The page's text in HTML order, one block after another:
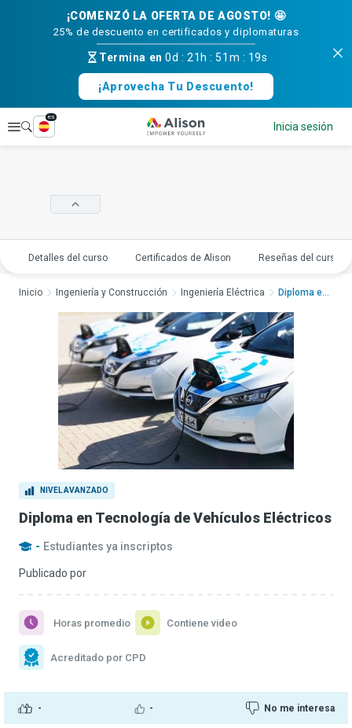
¡COMENZÓ LA OFERTA DE AGOSTO! 🤩
25% de descuento en certificados y diplomaturas
Termina en0d :21h :51m : 18s
¡Aprovecha Tu Descuento!
Explorar
es
Inicia sesión
Detalles del curso Certificados de Alison Reseñas del curso
NIVEL AVANZADO
Diploma en Tecnología de Vehículos Eléctricos
- Estudiantes ya inscriptos
Publicado por
- - No me interesa
Horas promedio Contiene video
Acreditado por CPD
Inicio Ingeniería y Construcción Ingeniería Eléctrica Diploma en Tecnologí...